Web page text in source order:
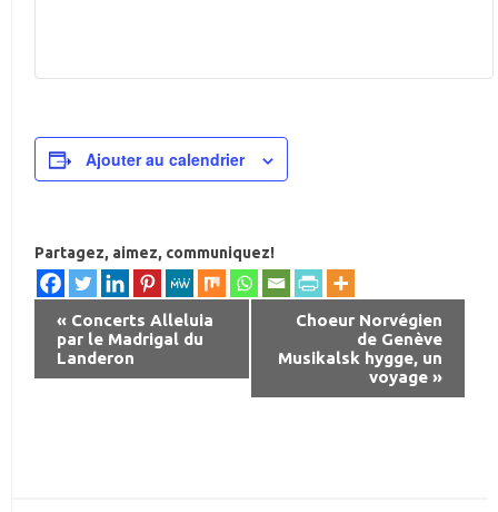
Ajouter au calendrier
Partagez, aimez, communiquez!
a
« Concerts Alleluia
par le Madrigal du
Landeron
Choeur Norvégien
de Genève
Musikalsk hygge, un
voyage »